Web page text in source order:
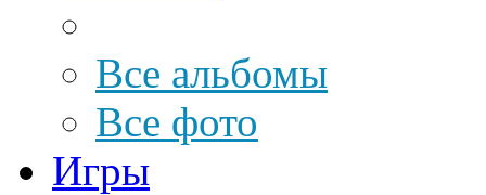
Все альбомы
Все фото
Игры